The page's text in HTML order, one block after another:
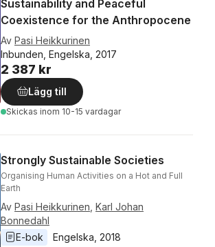
Sustainability and Peaceful
Coexistence for the Anthropocene
Av Pasi Heikkurinen
Inbunden, Engelska, 2017
2 387 kr
Lägg till
Skickas inom 10-15 vardagar
Strongly Sustainable Societies
Organising Human Activities on a Hot and Full
Earth
Av Pasi Heikkurinen Karl Johan
Bonnedahl
E-bok
Engelska 2018